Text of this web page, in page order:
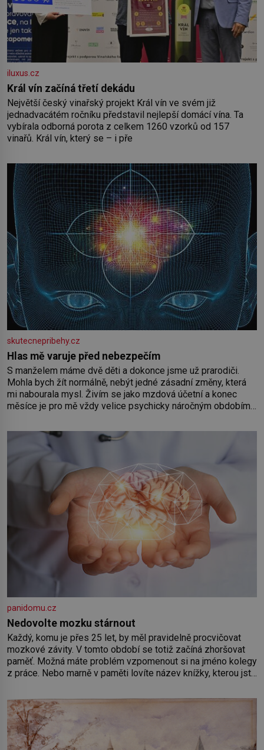
iluxus.cz
Král vín začíná třetí dekádu
Největší český vinařský projekt Král vín ve svém již
jednadvacátém ročníku představil nejlepší domácí vína. Ta
vybírala odborná porota z celkem 1260 vzorků od 157
vinařů. Král vín, který se – i pře
skutecnepribehy.cz
Hlas mě varuje před nebezpečím
S manželem máme dvě děti a dokonce jsme už prarodiči.
Mohla bych žít normálně, nebýt jedné zásadní změny, která
mi nabourala mysl. Živím se jako mzdová účetní a konec
měsíce je pro mě vždy velice psychicky náročným obdobím.
o pomoc, co se hlídání týče. Dalo by se
panidomu.cz
Nedovolte mozku stárnout
Každý, komu je přes 25 let, by měl pravidelně procvičovat
mozkové závity. V tomto období se totiž začíná zhoršovat
paměť. Možná máte problém vzpomenout si na jméno kolegy
z práce. Nebo marně v paměti lovíte název knížky, kterou jste
paměť rozhodla stávkovat. Cvičte